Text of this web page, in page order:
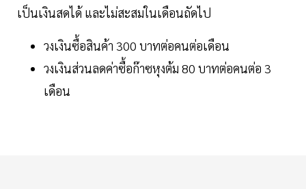
เป็นเงินสดได้ และไม่สะสมในเดือนถัดไป
วงเงินซื้อสินค้า 300 บาทต่อคนต่อเดือน
วงเงินส่วนลดค่าซื้อก๊าซหุงต้ม 80 บาทต่อคนต่อ 3
เดือน